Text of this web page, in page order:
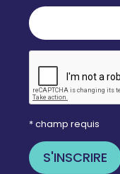
* champ requis